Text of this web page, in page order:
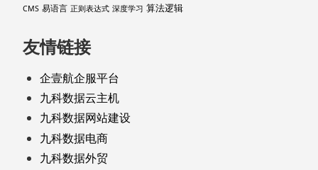
CMS 易语言 正则表达式 深度学习 算法逻辑
友情链接
企壹航企服平台
九科数据云主机
九科数据网站建设
九科数据电商
九科数据外贸